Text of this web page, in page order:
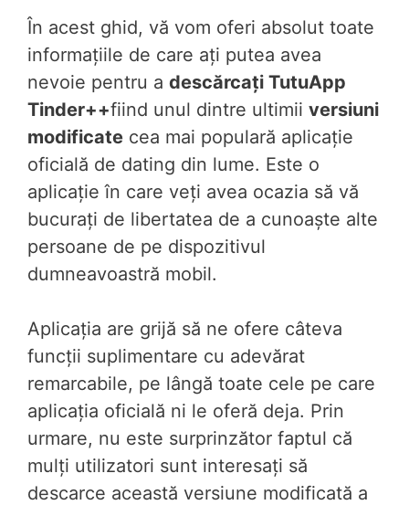
În acest ghid, vă vom oferi absolut toate
informațiile de care ați putea avea
nevoie pentru a descărcați TutuApp
Tinder++fiind unul dintre ultimii versiuni
modificate cea mai populară aplicație
oficială de dating din lume. Este o
aplicație în care veți avea ocazia să vă
bucurați de libertatea de a cunoaște alte
persoane de pe dispozitivul
dumneavoastră mobil.
Aplicația are grijă să ne ofere câteva
funcții suplimentare cu adevărat
remarcabile, pe lângă toate cele pe care
aplicația oficială ni le oferă deja. Prin
urmare, nu este surprinzător faptul că
mulți utilizatori sunt interesați să
descarce această versiune modificată a